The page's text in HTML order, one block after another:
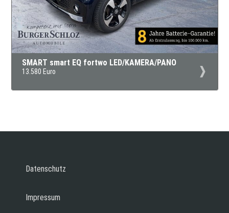
SMART smart EQ fortwo LED/KAMERA/PANO
13.580 Euro
Datenschutz
Impressum